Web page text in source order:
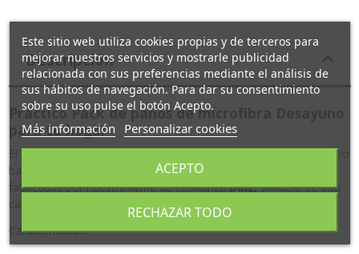
Descripción
Práctico Pack de paños de microfibra Desayuno
para tu hogar
es un set de cuatro
bayetas de microfibra surtidas con bonitos estampados. Están
fabricadas por nuestra firma de confianzaDolz,símbolo de alta
Características:
Este sitio web utiliza cookies propias y de terceros para
mejorar nuestros servicios y mostrarle publicidad
relacionada con sus preferencias mediante el análisis de
sus hábitos de navegación. Para dar su consentimiento
sobre su uso pulse el botón Acepto.
Más información Personalizar cookies
RECHAZAR TODO
ACEPTO